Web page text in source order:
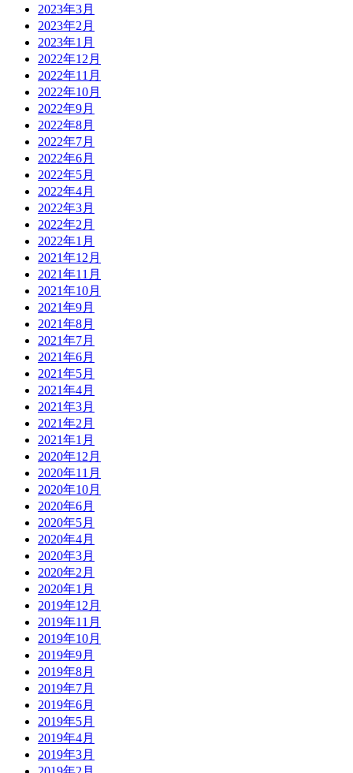
2023年3月
2023年2月
2023年1月
2022年12月
2022年11月
2022年10月
2022年9月
2022年8月
2022年7月
2022年6月
2022年5月
2022年4月
2022年3月
2022年2月
2022年1月
2021年12月
2021年11月
2021年10月
2021年9月
2021年8月
2021年7月
2021年6月
2021年5月
2021年4月
2021年3月
2021年2月
2021年1月
2020年12月
2020年11月
2020年10月
2020年6月
2020年5月
2020年4月
2020年3月
2020年2月
2020年1月
2019年12月
2019年11月
2019年10月
2019年9月
2019年8月
2019年7月
2019年6月
2019年5月
2019年4月
2019年3月